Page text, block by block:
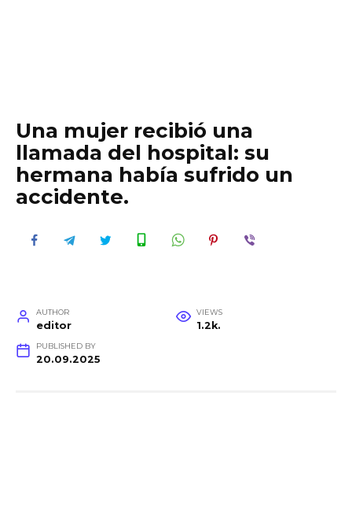
Una mujer recibió una
llamada del hospital: su
hermana había sufrido un
accidente.
AUTHOR
editor
VIEWS
1.2k.
PUBLISHED BY
20.09.2025